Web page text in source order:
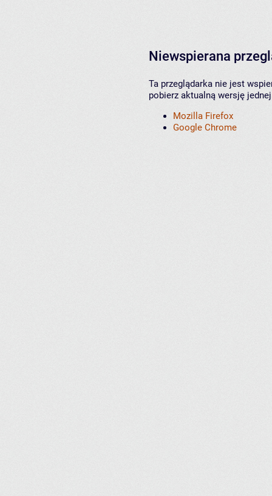
Niewspierana
Ta przeglądarka nie jest
pobierz aktualną wersję
Mozilla Firefox
Google Chrome